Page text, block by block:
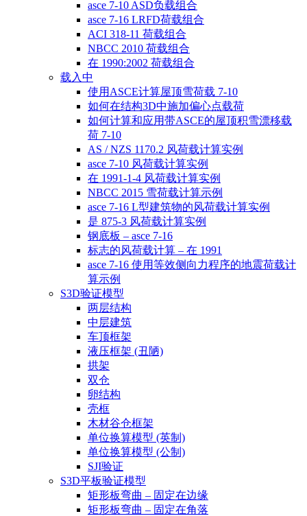
asce 7-10 ASD负载组合
asce 7-16 LRFD荷载组合
ACI 318-11 荷载组合
NBCC 2010 荷载组合
在 1990:2002 荷载组合
载入中
使用ASCE计算屋顶雪荷载 7-10
如何在结构3D中施加偏心点载荷
如何计算和应用带ASCE的屋顶积雪漂移载
荷 7-10
AS / NZS 1170.2 风荷载计算实例
asce 7-10 风荷载计算实例
在 1991-1-4 风荷载计算实例
NBCC 2015 雪荷载计算示例
asce 7-16 L型建筑物的风荷载计算实例
是 875-3 风荷载计算实例
钢底板 – asce 7-16
标志的风荷载计算 – 在 1991
asce 7-16 使用等效侧向力程序的地震荷载计
算示例
S3D验证模型
两层结构
中层建筑
车顶框架
液压框架 (丑陋)
拱架
双仓
卵结构
壳框
木材谷仓框架
单位换算模型 (英制)
单位换算模型 (公制)
SJI验证
S3D平板验证模型
矩形板弯曲 – 固定在边缘
矩形板弯曲 – 固定在角落